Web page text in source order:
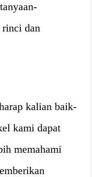
rinci dan
kalian baik-
kami dapat
memahami